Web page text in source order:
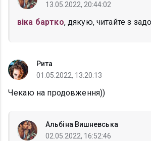
13.05.2022, 20:44:02
віка бартко, дякую, читайте з
Рита
01.05.2022, 13:20:13
Чекаю на продовження))
Альбіна Вишневська
02.05.2022, 16:52:46